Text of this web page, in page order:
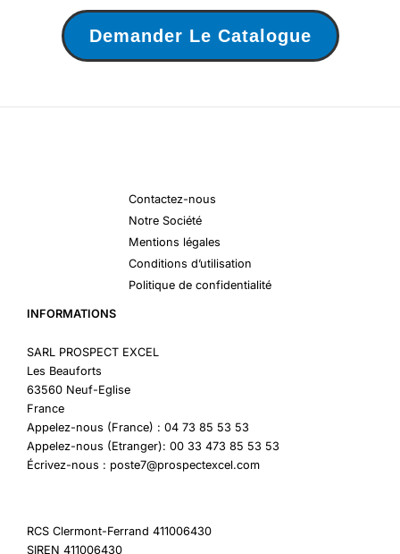
Demander Le Catalogue
Contactez-nous
Notre Société
Mentions légales
Conditions d’utilisation
Politique de confidentialité
INFORMATIONS
SARL PROSPECT EXCEL
Les Beauforts
63560 Neuf-Eglise
France
Appelez-nous (France) : 04 73 85 53 53
Appelez-nous (Etranger): 00 33 473 85 53 53
Écrivez-nous : poste7@prospectexcel.com
RCS Clermont-Ferrand 411006430
SIREN 411006430